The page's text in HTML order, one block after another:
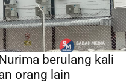
berulang kali
orang lain